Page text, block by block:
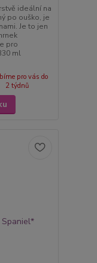
ideální na
po ouško, je
Je to jen
pro
ml
pro vás do
2 týdnů